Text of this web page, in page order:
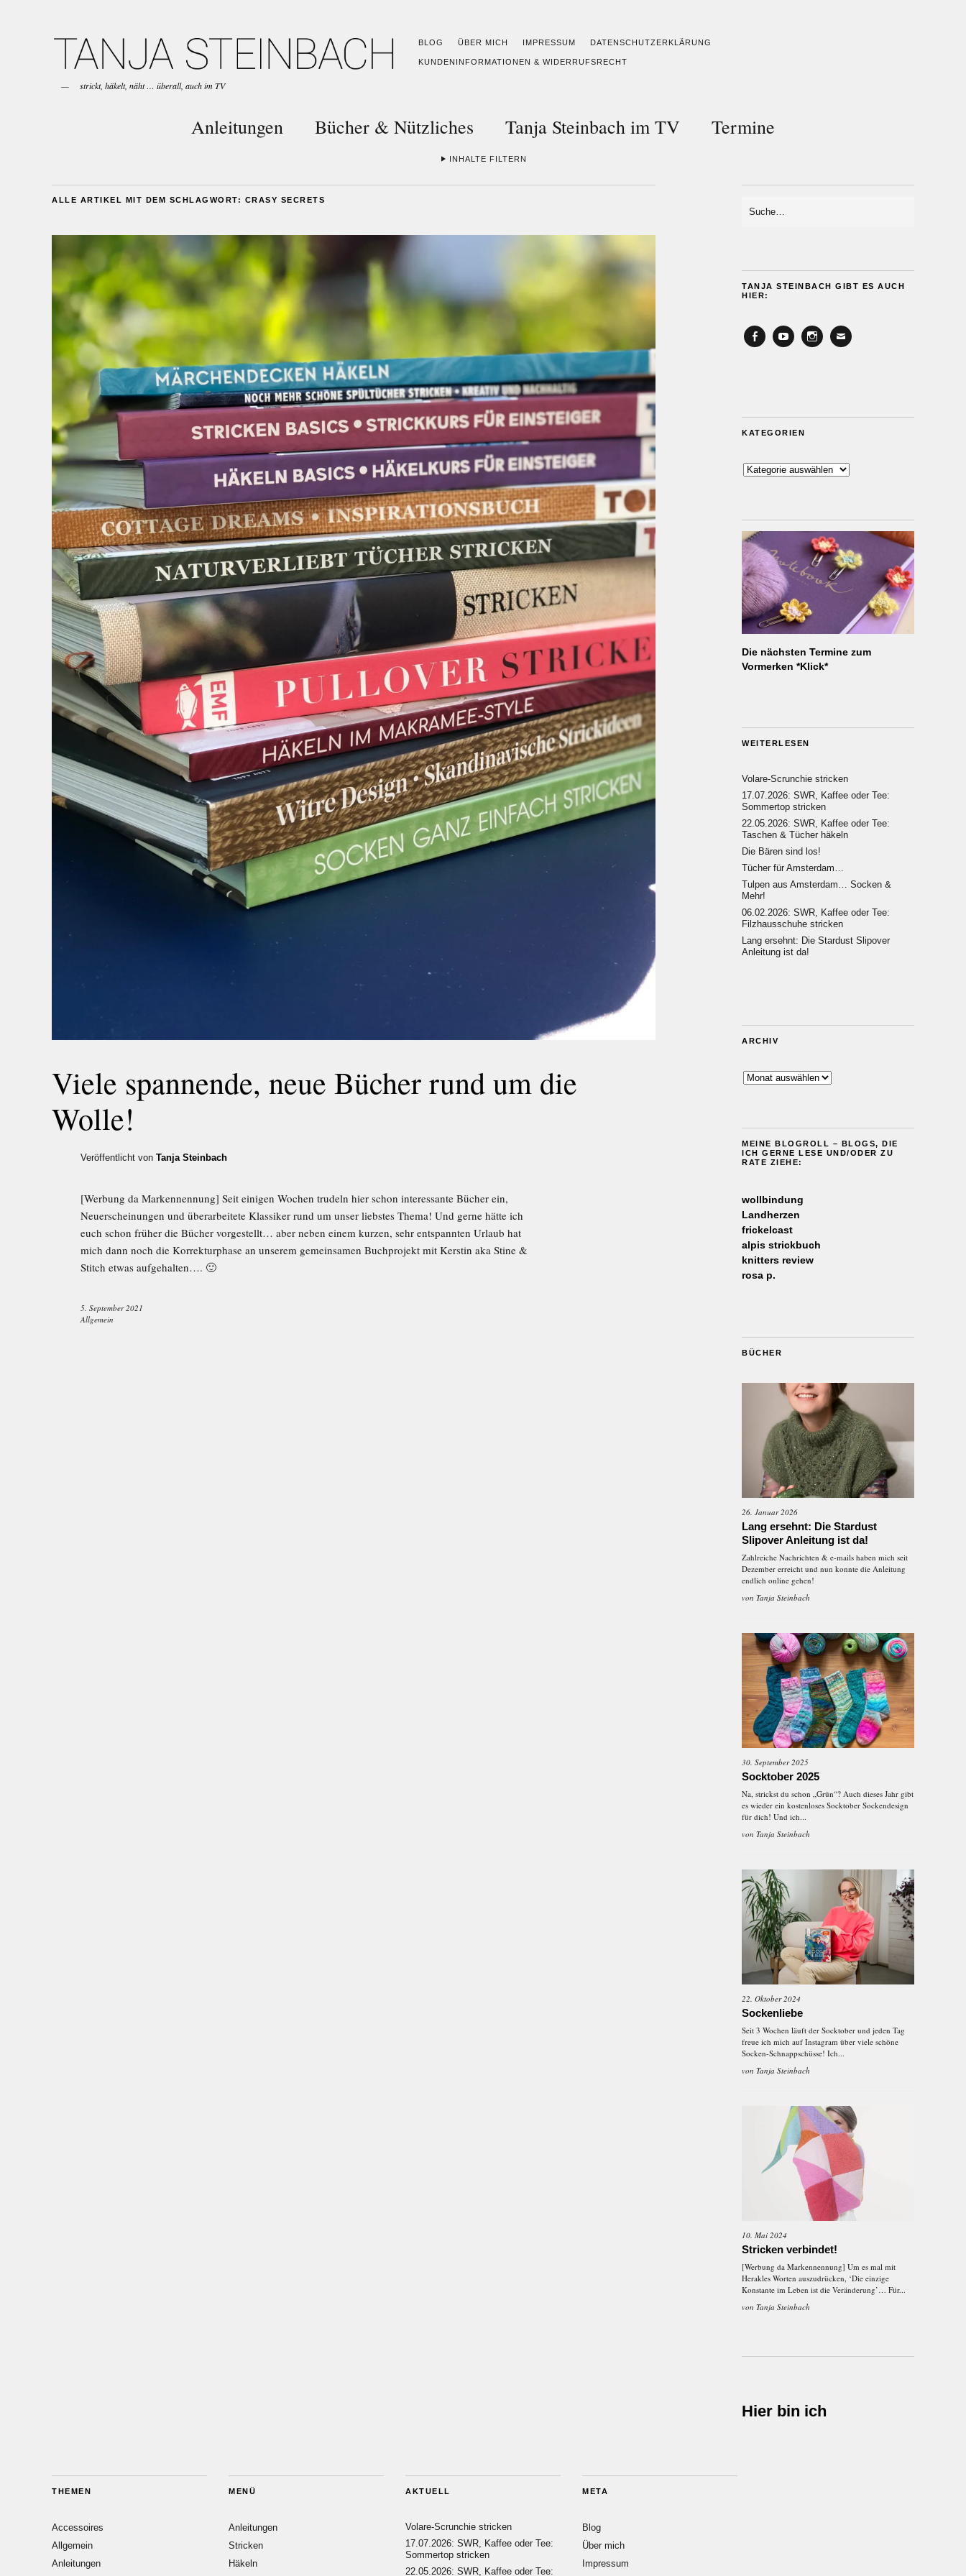
BLOG ÜBER MICH IMPRESSUM DATENSCHUTZERKLÄRUNG
KUNDENINFORMATIONEN & WIDERRUFSRECHT
strickt, häkelt, näht … überall, auch im TV
Anleitungen Bücher & Nützliches Tanja Steinbach im TV Termine
INHALTE FILTERN
ALLE ARTIKEL MIT DEM SCHLAGWORT: CRASY SECRETS
Viele spannende, neue Bücher rund um die
Wolle!
Veröffentlicht von Tanja Steinbach
[Werbung da Markennennung] Seit einigen Wochen trudeln hier schon interessante Bücher ein,
Neuerscheinungen und überarbeitete Klassiker rund um unser liebstes Thema! Und gerne hätte ich
euch schon früher die Bücher vorgestellt… aber neben einem kurzen, sehr entspannten Urlaub hat
mich dann noch die Korrekturphase an unserem gemeinsamen Buchprojekt mit Kerstin aka Stine &
Stitch etwas aufgehalten…. 🙂
5. September 2021
Allgemein
TANJA STEINBACH GIBT ES AUCH
HIER:
KATEGORIEN
Kategorien
Die nächsten Termine zum
Vormerken *Klick*
WEITERLESEN
Volare-Scrunchie stricken
17.07.2026: SWR, Kaffee oder Tee:
Sommertop stricken
22.05.2026: SWR, Kaffee oder Tee:
Taschen & Tücher häkeln
Die Bären sind los!
Tücher für Amsterdam…
Tulpen aus Amsterdam… Socken &
Mehr!
06.02.2026: SWR, Kaffee oder Tee:
Filzhausschuhe stricken
Lang ersehnt: Die Stardust Slipover
Anleitung ist da!
ARCHIV
Archiv
MEINE BLOGROLL – BLOGS, DIE
ICH GERNE LESE UND/ODER ZU
RATE ZIEHE:
wollbindung
Landherzen
frickelcast
alpis strickbuch
knitters review
rosa p.
BÜCHER
26. Januar 2026
Lang ersehnt: Die Stardust
Slipover Anleitung ist da!
Zahlreiche Nachrichten & e-mails haben mich seit
Dezember erreicht und nun konnte die Anleitung
endlich online gehen!
von Tanja Steinbach
30. September 2025
Socktober 2025
Na, strickst du schon „Grün“? Auch dieses Jahr gibt
es wieder ein kostenloses Socktober Sockendesign
für dich! Und ich...
von Tanja Steinbach
22. Oktober 2024
Sockenliebe
Seit 3 Wochen läuft der Socktober und jeden Tag
freue ich mich auf Instagram über viele schöne
Socken-Schnappschüsse! Ich...
von Tanja Steinbach
10. Mai 2024
Stricken verbindet!
[Werbung da Markennennung] Um es mal mit
Herakles Worten auszudrücken, ‘Die einzige
Konstante im Leben ist die Veränderung’… Für...
von Tanja Steinbach
Hier bin ich
THEMEN
Accessoires
Allgemein
Anleitungen
MENÜ
Anleitungen
Stricken
Häkeln
AKTUELL
Volare-Scrunchie stricken
17.07.2026: SWR, Kaffee oder Tee:
Sommertop stricken
22.05.2026: SWR, Kaffee oder Tee:
META
Blog
Über mich
Impressum